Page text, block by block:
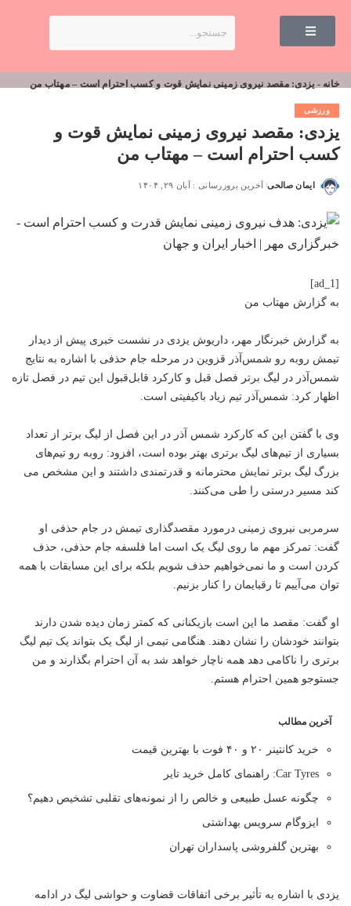
خانه - یزدی: مقصد نیروی زمینی نمایش قوت و کسب احترام است – مهتاب من
ورزشی
یزدی: مقصد نیروی زمینی نمایش قوت و
کسب احترام است – مهتاب من
ایمان صالحی آخرین بروزرسانی : آبان ۲۹, ۱۴۰۴
[ad_1]
به گزارش مهتاب من
به گزارش خبرنگار مهر، داریوش یزدی در نشست خبری پیش از دیدار
تیمش روبه رو شمس‌آذر قزوین در مرحله جام حذفی با اشاره به نتایج
شمس‌آذر در لیگ برتر فصل قبل و کارکرد قابل‌قبول این تیم در فصل تازه
اظهار کرد: شمس‌آذر تیم زیاد باکیفیتی است.
وی با گفتن این که کارکرد شمس آذر در این فصل از لیگ برتر از تعداد
بسیاری از تیم‌های لیگ برتری بهتر بوده است، افزود: روبه رو تیم‌های
بزرگ لیگ برتر نمایش محترمانه و قدرتمندی داشتند و این مشخص می
کند مسیر درستی را طی می‌کنند.
سرمربی نیروی زمینی درمورد مقصد‌گذاری تیمش در جام حذفی او
گفت: تمرکز مهم ما روی لیگ یک است اما فلسفه جام حذفی، حذف
کردن است و ما نمی‌خواهیم حذف شویم بلکه برای این مسابقات با همه
توان می‌آییم تا رقبایمان را کنار بزنیم.
او گفت: مقصد ما این است بازیکنانی که کمتر زمان دیده شدن دارند
بتوانند خودشان را نشان دهند. هنگامی تیمی از لیگ یک بتواند یک تیم لیگ
برتری را ناکامی دهد همه ناچار خواهد شد به آن احترام بگذارند و من
جستوجو همین احترام هستم.
آخرین مطالب
خرید کانتینر ۲۰ و ۴۰ فوت با بهترین قیمت
Car Tyres: راهنمای کامل خرید تایر
چگونه عسل طبیعی و خالص را از نمونه‌های تقلبی تشخیص دهیم؟
ایزوگام سرویس بهداشتی
بهترین گلفروشی پاسداران تهران
یزدی با اشاره به تأثیر برخی اتفاقات قضاوت و حواشی لیگ در ادامه